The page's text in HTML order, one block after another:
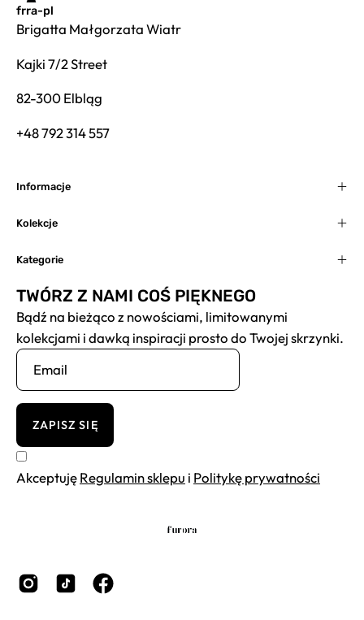
frra-pl
Brigatta Małgorzata Wiatr
Kajki 7/2 Street
82-300 Elbląg
+48 792 314 557
Informacje
Kolekcje
Kategorie
TWÓRZ Z NAMI COŚ PIĘKNEGO
Bądź na bieżąco z nowościami, limitowanymi
kolekcjami i dawką inspiracji prosto do Twojej skrzynki.
ZAPISZ SIĘ
AkceptujęRegulamin sklepu i Politykę prywatności